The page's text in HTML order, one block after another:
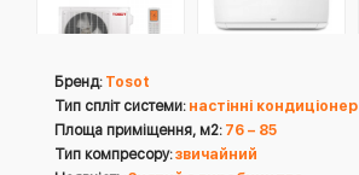
Бренд: Tosot
Тип спліт системи: настінні кондиціонер
Площа приміщення, м2: 76 – 85
Тип компресору:звичайний